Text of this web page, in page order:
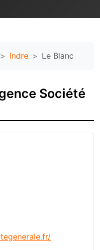
Indre Le Blanc
Société